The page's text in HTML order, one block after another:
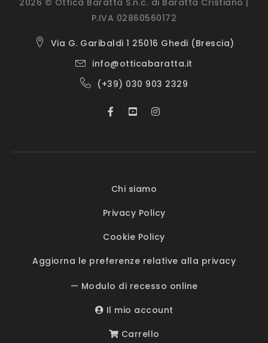
2026 © Ottica Baratta S.n.c. di Baratta Cristiano |
P.IVA 02860560172
Via G. Garibaldi 1 25016 Ghedi (Brescia)
info@otticabaratta.it
(+39) 030 903 2329
Chi siamo
Privacy Policy
Cookie Policy
Aggiorna le preferenze relative alla privacy
— Modulo di recesso online
Il mio account
Carrello